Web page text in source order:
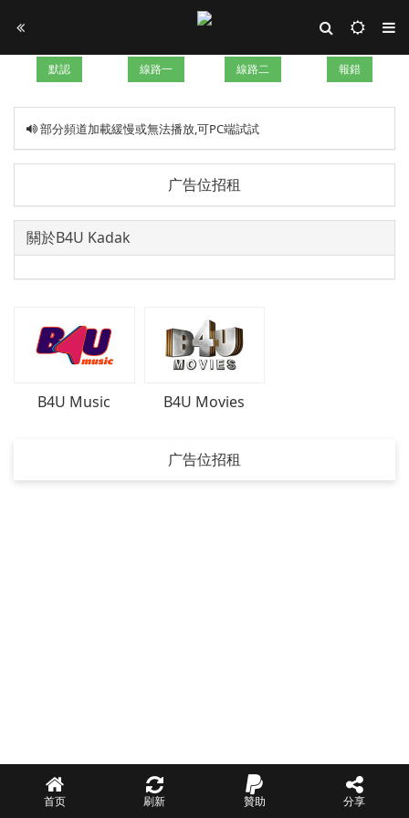
默認 線路一 線路二 報錯
部分頻道加載緩慢或無法播放,可PC端試試
广告位招租
關於B4U Kadak
B4U Music B4U Movies
广告位招租
首页 刷新 贊助 分享